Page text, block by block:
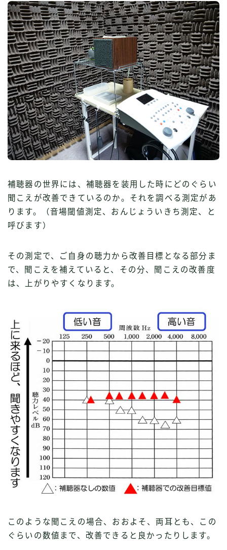
補聴器の世界には、補聴器を装用した時にどのぐらい
聞こえが改善できているのか。それを調べる測定があ
ります。（音場閾値測定、おんじょういきち測定、と
呼びます）
その測定で、ご自身の聴力から改善目標となる部分ま
で、聞こえを補えていると、その分、聞こえの改善度
は、上がりやすくなります。
このような聞こえの場合、おおよそ、両耳とも、この
ぐらいの数値まで、改善できると良かったりします。